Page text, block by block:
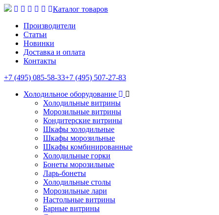
Каталог товаров
Производители
Статьи
Новинки
Доставка и оплата
Контакты
+7 (495) 085-58-33+7 (495) 507-27-83
Холодильное оборудование
Холодильные витрины
Морозильные витрины
Кондитерские витрины
Шкафы холодильные
Шкафы морозильные
Шкафы комбинированные
Холодильные горки
Бонеты морозильные
Ларь-бонеты
Холодильные столы
Морозильные лари
Настольные витрины
Барные витрины